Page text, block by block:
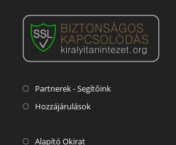
Partnerek - Segítőink
Hozzájárulások
Alapító Okirat